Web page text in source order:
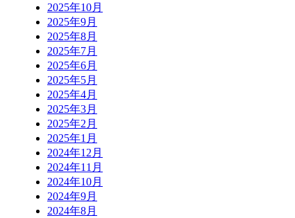
2025年10月
2025年9月
2025年8月
2025年7月
2025年6月
2025年5月
2025年4月
2025年3月
2025年2月
2025年1月
2024年12月
2024年11月
2024年10月
2024年9月
2024年8月